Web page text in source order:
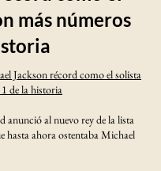
más números
Jackson récord como el solista
de la historia
anunció al nuevo rey de la lista
hasta ahora ostentaba Michael